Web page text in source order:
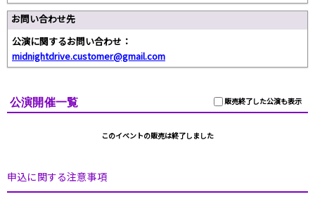
お問い合わせ先
公演に関するお問い合わせ：
midnightdrive.customer@gmail.com
販売終了した公演も表示
公演開催一覧
このイベントの販売は終了しました
申込に関する注意事項